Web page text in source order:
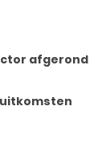
afgerond
uitkomsten